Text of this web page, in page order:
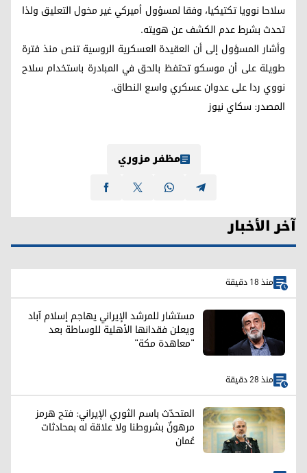
سلاحا نوويا تكتيكيا، وفقا لمسؤول أميركي غير مخول التعليق ولذا
تحدث بشرط عدم الكشف عن هويته.
وأشار المسؤول إلى أن العقيدة العسكرية الروسية تنص منذ فترة
طويلة على أن موسكو تحتفظ بالحق في المبادرة باستخدام سلاح
نووي ردا على عدوان عسكري واسع النطاق.
المصدر: سكاي نيوز
مظفر مزوري
آخر الأخبار
منذ 18 دقيقة
مستشار للمرشد الإيراني يهاجم إسلام آباد
ويعلن فقدانها الأهلية للوساطة بعد
"معاهدة مكة"
منذ 28 دقيقة
المتحدّث باسم الثوري الإيراني: فتح هرمز
مرهونٌ بشروطنا ولا علاقة له بمحادثات
عُمان